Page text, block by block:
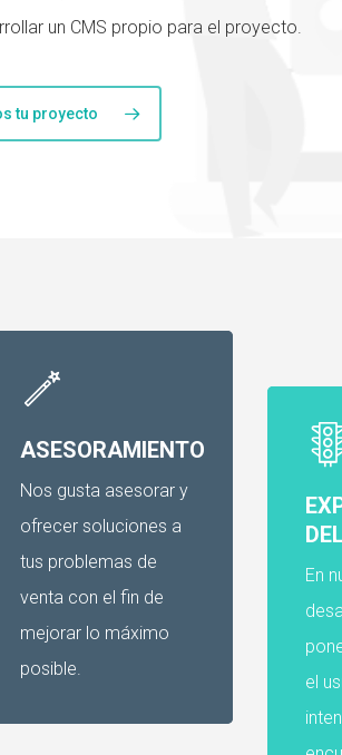
un CMS propio para el proyecto.
tu proyecto
ASESORAMIENTO
Nos gusta asesorar y
ofrecer soluciones a
tus problemas de
venta con el fin de
mejorar lo máximo
posible.
En
el